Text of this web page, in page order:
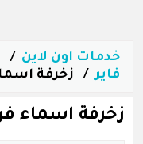
خدمات اون لاين
فاير
زخرفة
زخرفة اسماء